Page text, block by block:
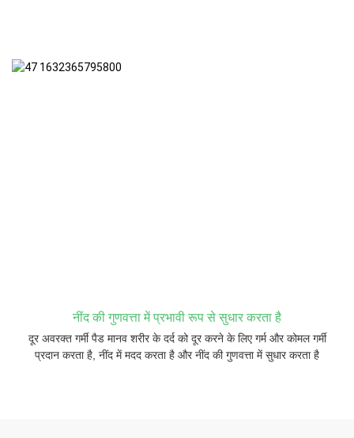
नींद की गुणवत्ता में प्रभावी रूप से सुधार करता है
दूर अवरक्त गर्मी पैड मानव शरीर के दर्द को दूर करने के लिए गर्म और कोमल गर्मी
प्रदान करता है, नींद में मदद करता है और नींद की गुणवत्ता में सुधार करता है